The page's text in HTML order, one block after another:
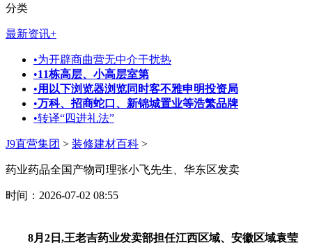
分类
最新资讯+
•为开辟商曲营无中介干扰热
•11栋高层、小高层室第
•用以下浏览器浏览同时客不雅申明投资局
•万科、招商蛇口、新锦城置业等浩繁品牌
•转译“四进礼法”
J9直营集团 > 装修建材百科 >
药业药品全国产物司理张小飞先生、华东区发卖
时间：2026-07-02 08:55
8月2日,王老吉药业发卖部担任江西区域、安徽区域袁莹